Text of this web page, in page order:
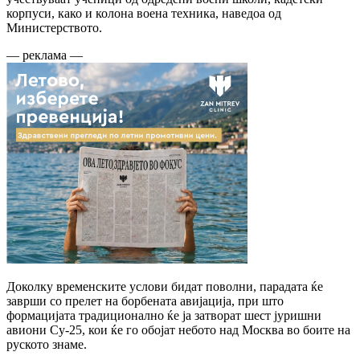
корпуси, како и колона воена техника, наведоа од
Министерството.
— реклама —
Доколку временските услови бидат поволни, парадата ќе
заврши со прелет на борбената авијација, при што
формацијата традиционално ќе ја затворат шест јуришни
авиони Су-25, кои ќе го обојат небото над Москва во боите на
руското знаме.